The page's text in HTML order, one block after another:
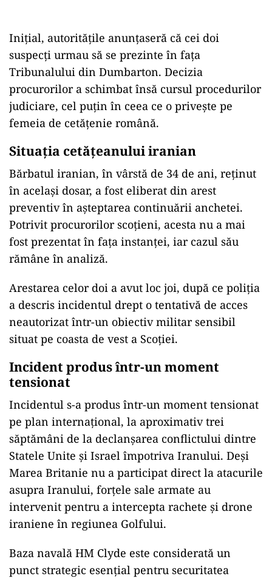
Inițial, autoritățile anunțaseră că cei doi
suspecți urmau să se prezinte în fața
Tribunalului din Dumbarton. Decizia
procurorilor a schimbat însă cursul procedurilor
judiciare, cel puțin în ceea ce o privește pe
femeia de cetățenie română.
Situația cetățeanului iranian
Bărbatul iranian, în vârstă de 34 de ani, reținut
în același dosar, a fost eliberat din arest
preventiv în așteptarea continuării anchetei.
Potrivit procurorilor scoțieni, acesta nu a mai
fost prezentat în fața instanței, iar cazul său
rămâne în analiză.
Arestarea celor doi a avut loc joi, după ce poliția
a descris incidentul drept o tentativă de acces
neautorizat într-un obiectiv militar sensibil
situat pe coasta de vest a Scoției.
Incident produs într-un moment
tensionat
Incidentul s-a produs într-un moment tensionat
pe plan internațional, la aproximativ trei
săptămâni de la declanșarea conflictului dintre
Statele Unite și Israel împotriva Iranului. Deși
Marea Britanie nu a participat direct la atacurile
asupra Iranului, forțele sale armate au
intervenit pentru a intercepta rachete și drone
iraniene în regiunea Golfului.
Baza navală HM Clyde este considerată un
punct strategic esențial pentru securitatea